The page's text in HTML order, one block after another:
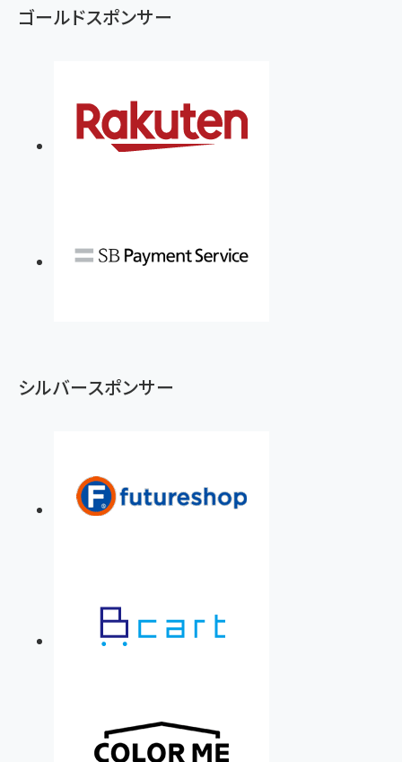
ゴールドスポンサー
シルバースポンサー